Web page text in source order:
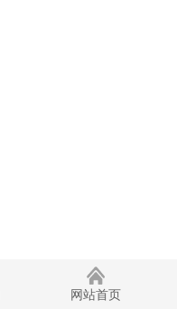
网站首页